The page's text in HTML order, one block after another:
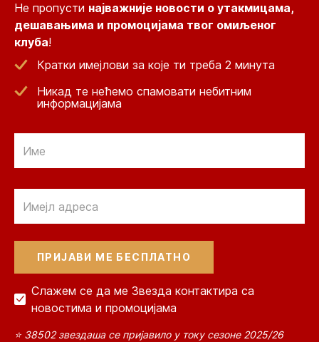
Не пропусти најважније новости о утакмицама,
дешавањима и промоцијама твог омиљеног
клуба!
Кратки имејлови за које ти треба 2 минута
Никад те нећемо спамовати небитним
информацијама
Слажем се да ме Звезда контактира са
новостима и промоцијама
⭐ 38502 звездаша се пријавило у току сезоне 2025/26